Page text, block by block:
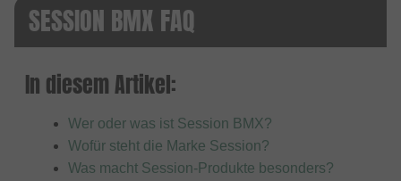
SESSION BMX FAQ
In diesem Artikel:
Wer oder was ist Session BMX?
Wofür steht die Marke Session?
Was macht Session-Produkte besonders?